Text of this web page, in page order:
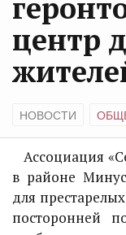
центр
НОВОСТИ
Ассоциация
в районе
для
посторонней